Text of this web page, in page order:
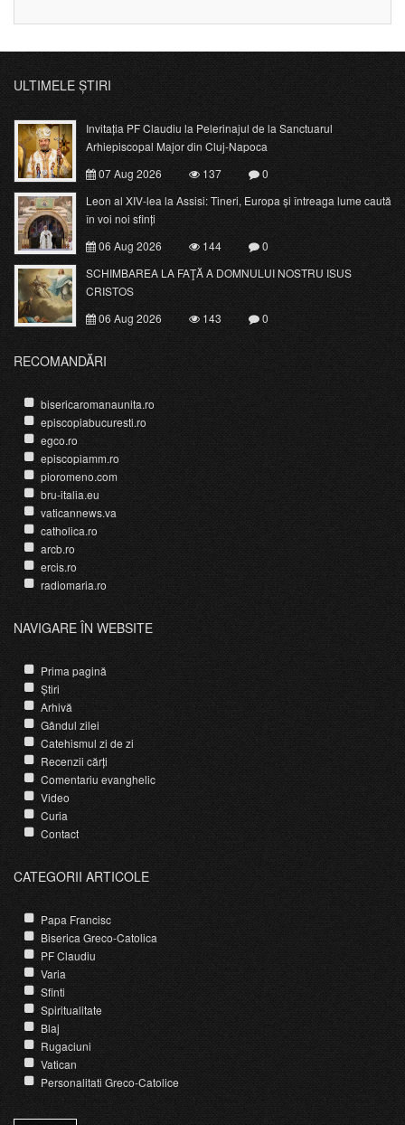
ULTIMELE ȘTIRI
Invitația PF Claudiu la Pelerinajul de la Sanctuarul
Arhiepiscopal Major din Cluj-Napoca
07 Aug 2026
137
0
Leon al XIV-lea la Assisi: Tineri, Europa și întreaga lume caută
în voi noi sfinți
06 Aug 2026
144
0
SCHIMBAREA LA FAŢĂ A DOMNULUI NOSTRU ISUS
CRISTOS
06 Aug 2026
143 0
RECOMANDĂRI
bisericaromanaunita.ro
episcopiabucuresti.ro
egco.ro
episcopiamm.ro
pioromeno.com
bru-italia.eu
vaticannews.va
catholica.ro
arcb.ro
ercis.ro
radiomaria.ro
NAVIGARE ÎN WEBSITE
Prima pagină
Știri
Arhivă
Gândul zilei
Catehismul zi de zi
Recenzii cărți
Comentariu evanghelic
Video
Curia
Contact
CATEGORII ARTICOLE
Papa Francisc
Biserica Greco-Catolica
PF Claudiu
Varia
Sfinti
Spiritualitate
Blaj
Rugaciuni
Vatican
Personalitati Greco-Catolice